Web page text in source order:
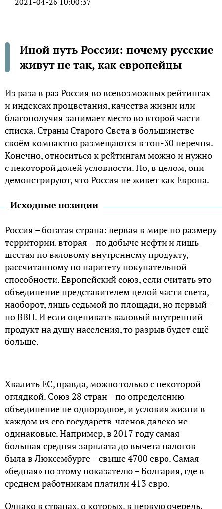
2021-04-26 10:00:37
Иной путь России: почему русские
живут не так, как европейцы
Из раза в раз Россия во всевозможных рейтингах
и индексах процветания, качества жизни или
благополучия занимает место во второй части
списка. Страны Старого Света в большинстве
своём компактно размещаются в топ-30 перечня.
Конечно, относиться к рейтингам можно и нужно
с некоторой долей условности. Но, в целом, они
демонстрируют, что Россия не живет как Европа.
Исходные позиции
Россия – богатая страна: первая в мире по размеру
территории, вторая – по добыче нефти и лишь
шестая по валовому внутреннему продукту,
рассчитанному по паритету покупательной
способности. Европейский союз, если считать это
объединение представителем целой части света,
наоборот, лишь седьмой по площади, но первый –
по ВВП. И если оценивать валовый внутренний
продукт на душу населения, то разрыв будет ещё
больше.
Хвалить ЕС, правда, можно только с некоторой
оглядкой. Союз 28 стран – по определению
объединение не однородное, и условия жизни в
каждом из его государств-членов далеко не
одинаковые. Например, в 2017 году самая
большая средняя зарплата до вычета налогов
была в Люксембурге – свыше 4700 евро. Самая
«бедная» по этому показателю – Болгария, где в
среднем работникам платили 413 евро.
Однако в странах, о которых, в первую очередь,